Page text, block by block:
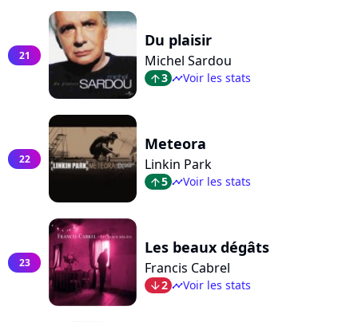
21
Du plaisir
Michel Sardou
arrow_top3 timelineVoir les stats
22
Meteora
Linkin Park
arrow_top5 timelineVoir les stats
23
Les beaux dégâts
Francis Cabrel
arrow_bot2 timelineVoir les stats